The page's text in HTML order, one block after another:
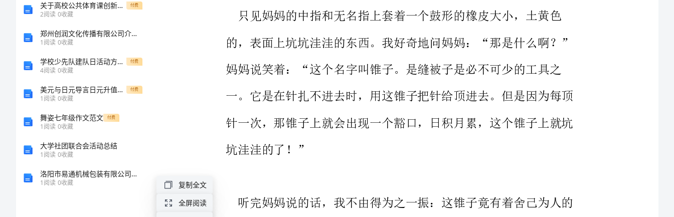
关于高校公共体育课创新教学模式研究 付费
2阅读 0收藏
郑州创润文化传播有限公司介绍企业发展分析报告
1阅读 0收藏
学校少先队建队日活动方案范文 付费
4阅读 0收藏
美元与日元导言日元升值综合征上 付费
1阅读 0收藏
舞姿七年级作文范文 付费
1阅读 0收藏
大学社团联合会活动总结
1阅读 0收藏
洛阳市易通机械包装有限公司介绍企业发展分析报告
1阅读 0收藏
一。它是在针扎不进去时，用这锥子把针给顶进去。但是因为每顶
针一次，那锥子上就会出现一个豁口，日积月累，这个锥子上就坑
坑洼洼的了！”
精神。就像世界上许多的伟人多年的刻苦努力只是为了为这个世界
复制全文
全屏阅读